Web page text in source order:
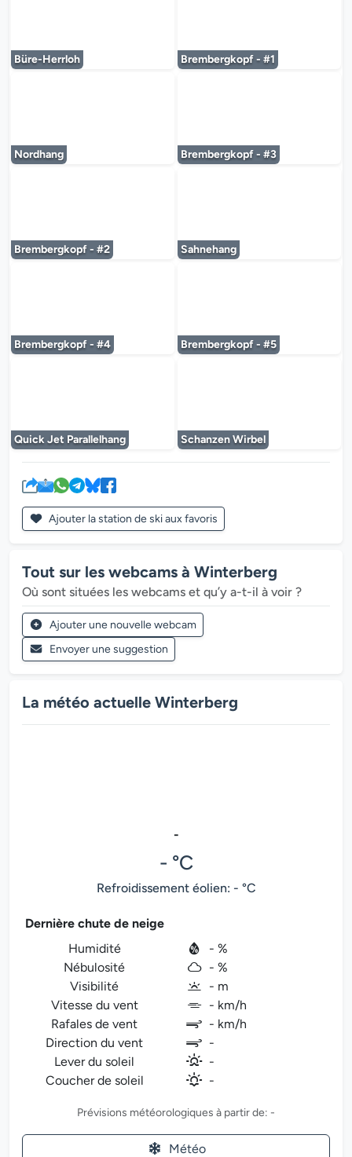
Büre-Herrloh Brembergkopf - #1
Nordhang Brembergkopf - #3
Brembergkopf - #2 Sahnehang
Brembergkopf - #4 Brembergkopf - #5
Quick Jet Parallelhang Schanzen Wirbel
Ajouter la station de ski aux favoris
Tout sur les webcams à Winterberg
Où sont situées les webcams et qu’y a-t-il à voir ?
Ajouter une nouvelle webcam
Envoyer une suggestion
La météo actuelle Winterberg
-
- °C
Refroidissement éolien: - °C
Dernière chute de neige
Humidité
- %
Nébulosité
- %
Visibilité
- m
Vitesse du vent
- km/h
Rafales de vent
- km/h
Direction du vent
-
Lever du soleil
-
Coucher de soleil
-
Prévisions météorologiques à partir de: -
Météo